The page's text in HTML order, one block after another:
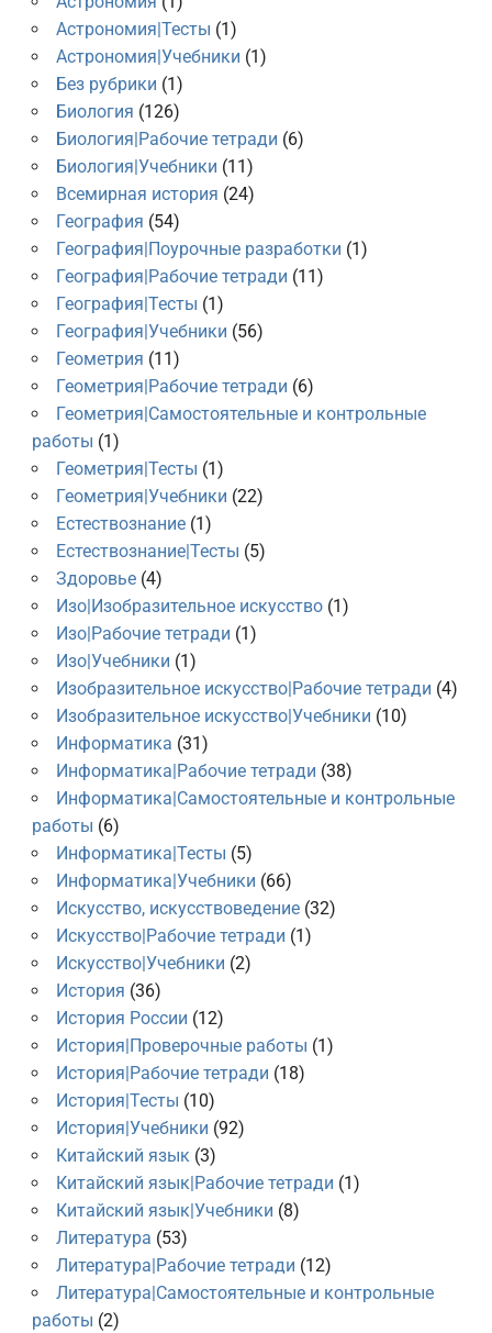
Астрономия|Тесты (1)
Астрономия|Учебники (1)
Без рубрики (1)
Биология (126)
Биология|Рабочие тетради (6)
Биология|Учебники (11)
Всемирная история (24)
География (54)
География|Поурочные разработки (1)
География|Рабочие тетради (11)
География|Тесты (1)
География|Учебники (56)
Геометрия (11)
Геометрия|Рабочие тетради (6)
Геометрия|Самостоятельные и контрольные
работы (1)
Геометрия|Тесты (1)
Геометрия|Учебники (22)
Естествознание(1)
Естествознание|Тесты (5)
Здоровье(4)
Изо|Изобразительное искусство(1)
Изо|Рабочие тетради (1)
Изо|Учебники (1)
Изобразительное искусство|Рабочие тетради (4)
Изобразительное искусство|Учебники (10)
Информатика (31)
Информатика|Рабочие тетради (38)
Информатика|Самостоятельные и контрольные
работы (6)
Информатика|Тесты (5)
Информатика|Учебники (66)
Искусство, искусствоведение(32)
Искусство|Рабочие тетради (1)
Искусство|Учебники (2)
История (36)
История России (12)
История|Проверочные работы (1)
История|Рабочие тетради (18)
История|Тесты (10)
История|Учебники (92)
Китайский язык(3)
Китайский язык|Рабочие тетради (1)
Китайский язык|Учебники (8)
Литература (53)
Литература|Рабочие тетради (12)
Литература|Самостоятельные и контрольные
работы (2)